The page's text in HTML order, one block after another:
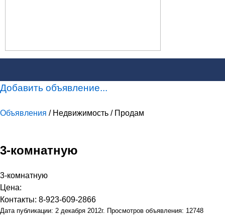
Добавить объявление...
Объявления / Недвижимость / Продам
3-комнатную
3-комнатную
Цена:
Контакты: 8-923-609-2866
Дата публикации: 2 декабря 2012г. Просмотров объявления: 12748